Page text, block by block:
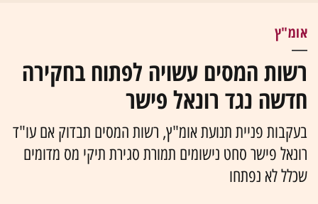
אומ"ץ
רשות המסים עשויה לפתוח בחקירה
חדשה נגד רונאל פישר
בעקבות פניית תנועת אומ"ץ, רשות המסים תבדוק אם עו"ד
רונאל פישר סחט נישומים תמורת סגירת תיקי מס מדומים
שכלל לא נפתחו